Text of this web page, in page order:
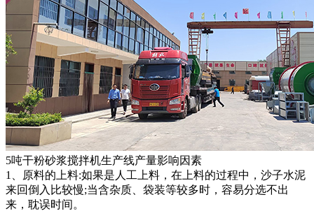
5吨干粉砂浆搅拌机生产线产量影响因素
1、原料的上料:如果是人工上料，在上料的过程中，沙子水泥
来回倒入比较慢;当含杂质、袋装等较多时，容易分选不出
来，耽误时间。